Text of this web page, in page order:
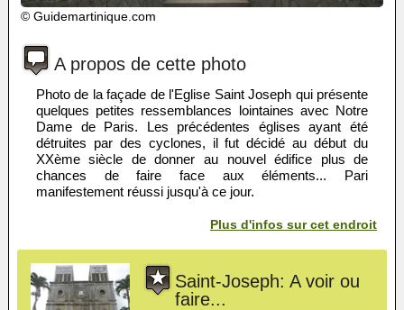
© Guidemartinique.com
A propos de cette photo
Photo de la façade de l'Eglise Saint Joseph qui présente
quelques petites ressemblances lointaines avec Notre
Dame de Paris. Les précédentes églises ayant été
détruites par des cyclones, il fut décidé au début du
XXème siècle de donner au nouvel édifice plus de
chances de faire face aux éléments... Pari
manifestement réussi jusqu'à ce jour.
Plus d'infos sur cet endroit
Saint-Joseph: A voir ou
faire...